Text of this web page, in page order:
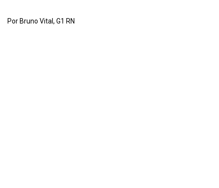
Por Bruno Vital, G1 RN